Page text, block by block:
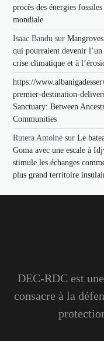
procès des énergies
mondiale
Isaac Bandu sur
qui pourraient devenir
crise climatique et à
https://
premier-destination-
Sanctuary: Between
Communities
Rutera Antoine surLe
Goma avec une escale à
stimule les échanges
plus grand territoire
DEC-RDC est
consacre à la